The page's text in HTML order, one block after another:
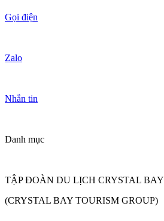
Gọi điện
Zalo
Nhắn tin
Danh mục
TẬP ĐOÀN DU LỊCH CRYSTAL BAY
(CRYSTAL BAY TOURISM GROUP)